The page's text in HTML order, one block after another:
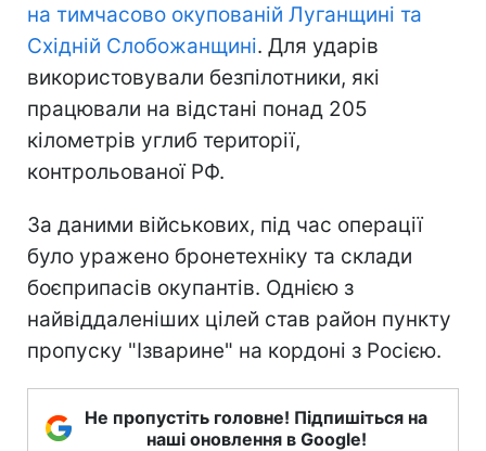
на тимчасово окупованій Луганщині та
Східній Слобожанщині. Для ударів
використовували безпілотники, які
працювали на відстані понад 205
кілометрів углиб території,
контрольованої РФ.
За даними військових, під час операції
було уражено бронетехніку та склади
боєприпасів окупантів. Однією з
найвіддаленіших цілей став район пункту
пропуску "Ізварине" на кордоні з Росією.
Не пропустіть головне! Підпишіться на
наші оновлення в Google!